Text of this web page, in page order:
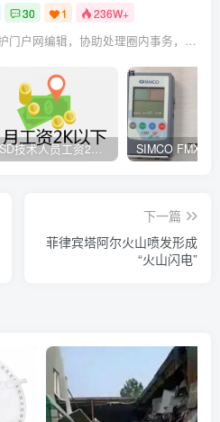
30 1 236W+
ESD圈-静电防护门户网编辑，协助处理圈内事务，宗旨：收集整理免费分享，欢迎各位业界朋友对每篇文章进行点评，以便大家共同学习在线讨论！
ESD技术人员工资2K以下，你相信吗？
下一篇
菲律宾塔阿尔火山喷发形成
“火山闪电”